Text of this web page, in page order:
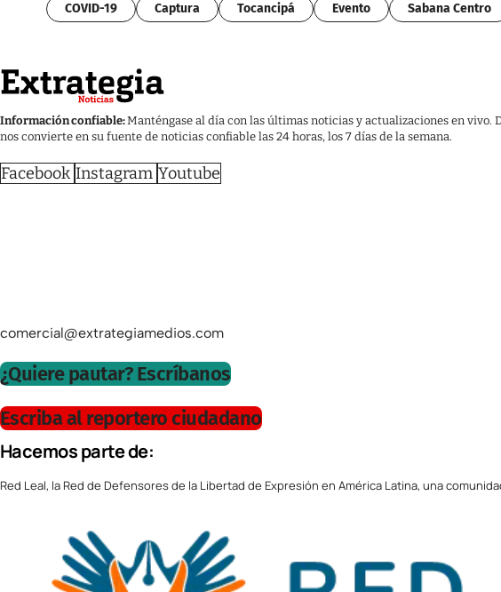
COVID-19
Captura Tocancipá Evento Sabana Centro
Información confiable:Manténgase al día con las últimas noticias y actualizaciones en
nos convierte en su fuente de noticias confiable las 24 horas, los 7 días de la semana.
Facebook Instagram Youtube
comercial@extrategiamedios.com
¿Quiere pautar? Escríbanos
Escriba al reportero ciudadano
Hacemos parte de:
Red Leal, la Red de Defensores de la Libertad de Expresión en América Latina, una